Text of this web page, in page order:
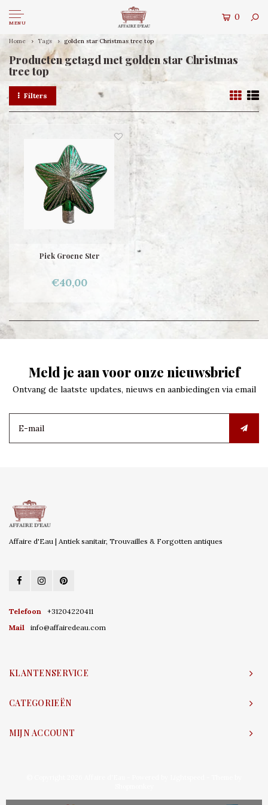
MENU
0
Home Tags golden star Christmas tree top
Producten getagd met golden star Christmas
tree top
Filters
Piek Groene Ster
€40,00
Meld je aan voor onze nieuwsbrief
Ontvang de laatste updates, nieuws en aanbiedingen via email
Affaire d'Eau | Antiek sanitair, Trouvailles & Forgotten antiques
Telefoon
+31204220411
Mail
info@affairedeau.com
KLANTENSERVICE
CATEGORIEËN
MIJN ACCOUNT